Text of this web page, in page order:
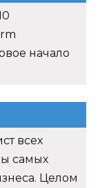
начало
всех
самых
Целом